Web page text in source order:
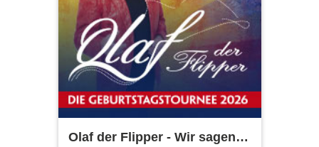
Olaf der Flipper - Wir sagen